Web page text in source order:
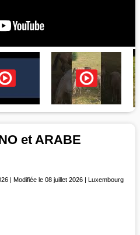
et ARABE
| Modifiée le 08 juillet 2026 | Luxembourg